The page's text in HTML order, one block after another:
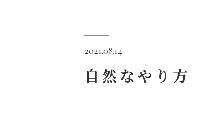
2021.08.14
自然なやり方